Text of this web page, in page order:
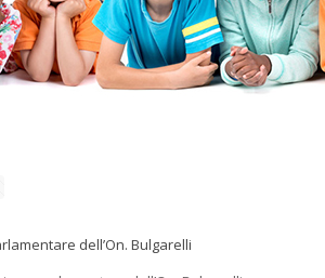
dell’On. Bulgarelli